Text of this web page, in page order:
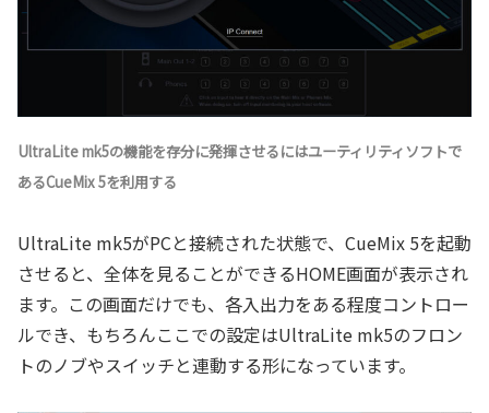
UltraLite mk5の機能を存分に発揮させるにはユーティリティソフトで
あるCueMix 5を利用する
UltraLite mk5がPCと接続された状態で、CueMix 5を起動
させると、全体を見ることができるHOME画面が表示され
ます。この画面だけでも、各入出力をある程度コントロー
ルでき、もちろんここでの設定はUltraLite mk5のフロン
トのノブやスイッチと連動する形になっています。